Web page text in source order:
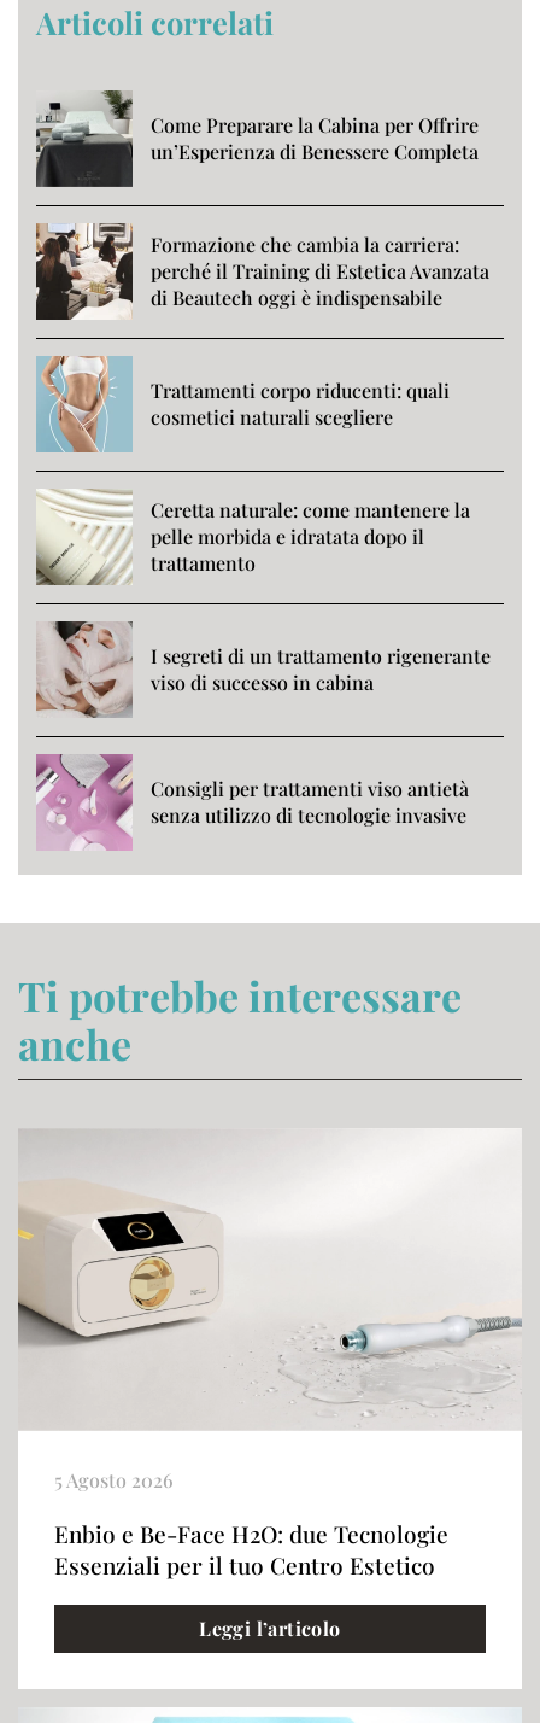
Articoli correlati
Come Preparare la Cabina per Offrire
un’Esperienza di Benessere Completa
Formazione che cambia la carriera:
perché il Training di Estetica Avanzata
di Beautech oggi è indispensabile
Trattamenti corpo riducenti: quali
cosmetici naturali scegliere
Ceretta naturale: come mantenere la
pelle morbida e idratata dopo il
trattamento
I segreti di un trattamento rigenerante
viso di successo in cabina
Consigli per trattamenti viso antietà
senza utilizzo di tecnologie invasive
Ti potrebbe interessare
anche
5 Agosto 2026
Enbio e Be-Face H2O: due Tecnologie
Essenziali per il tuo Centro Estetico
Leggi l’articolo